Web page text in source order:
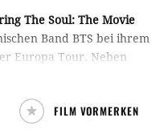
The Soul: The Movie
Band BTS bei ihrem
Europa Tour. Neben
ist, auf Tournee zu
FILM VORMERKEN